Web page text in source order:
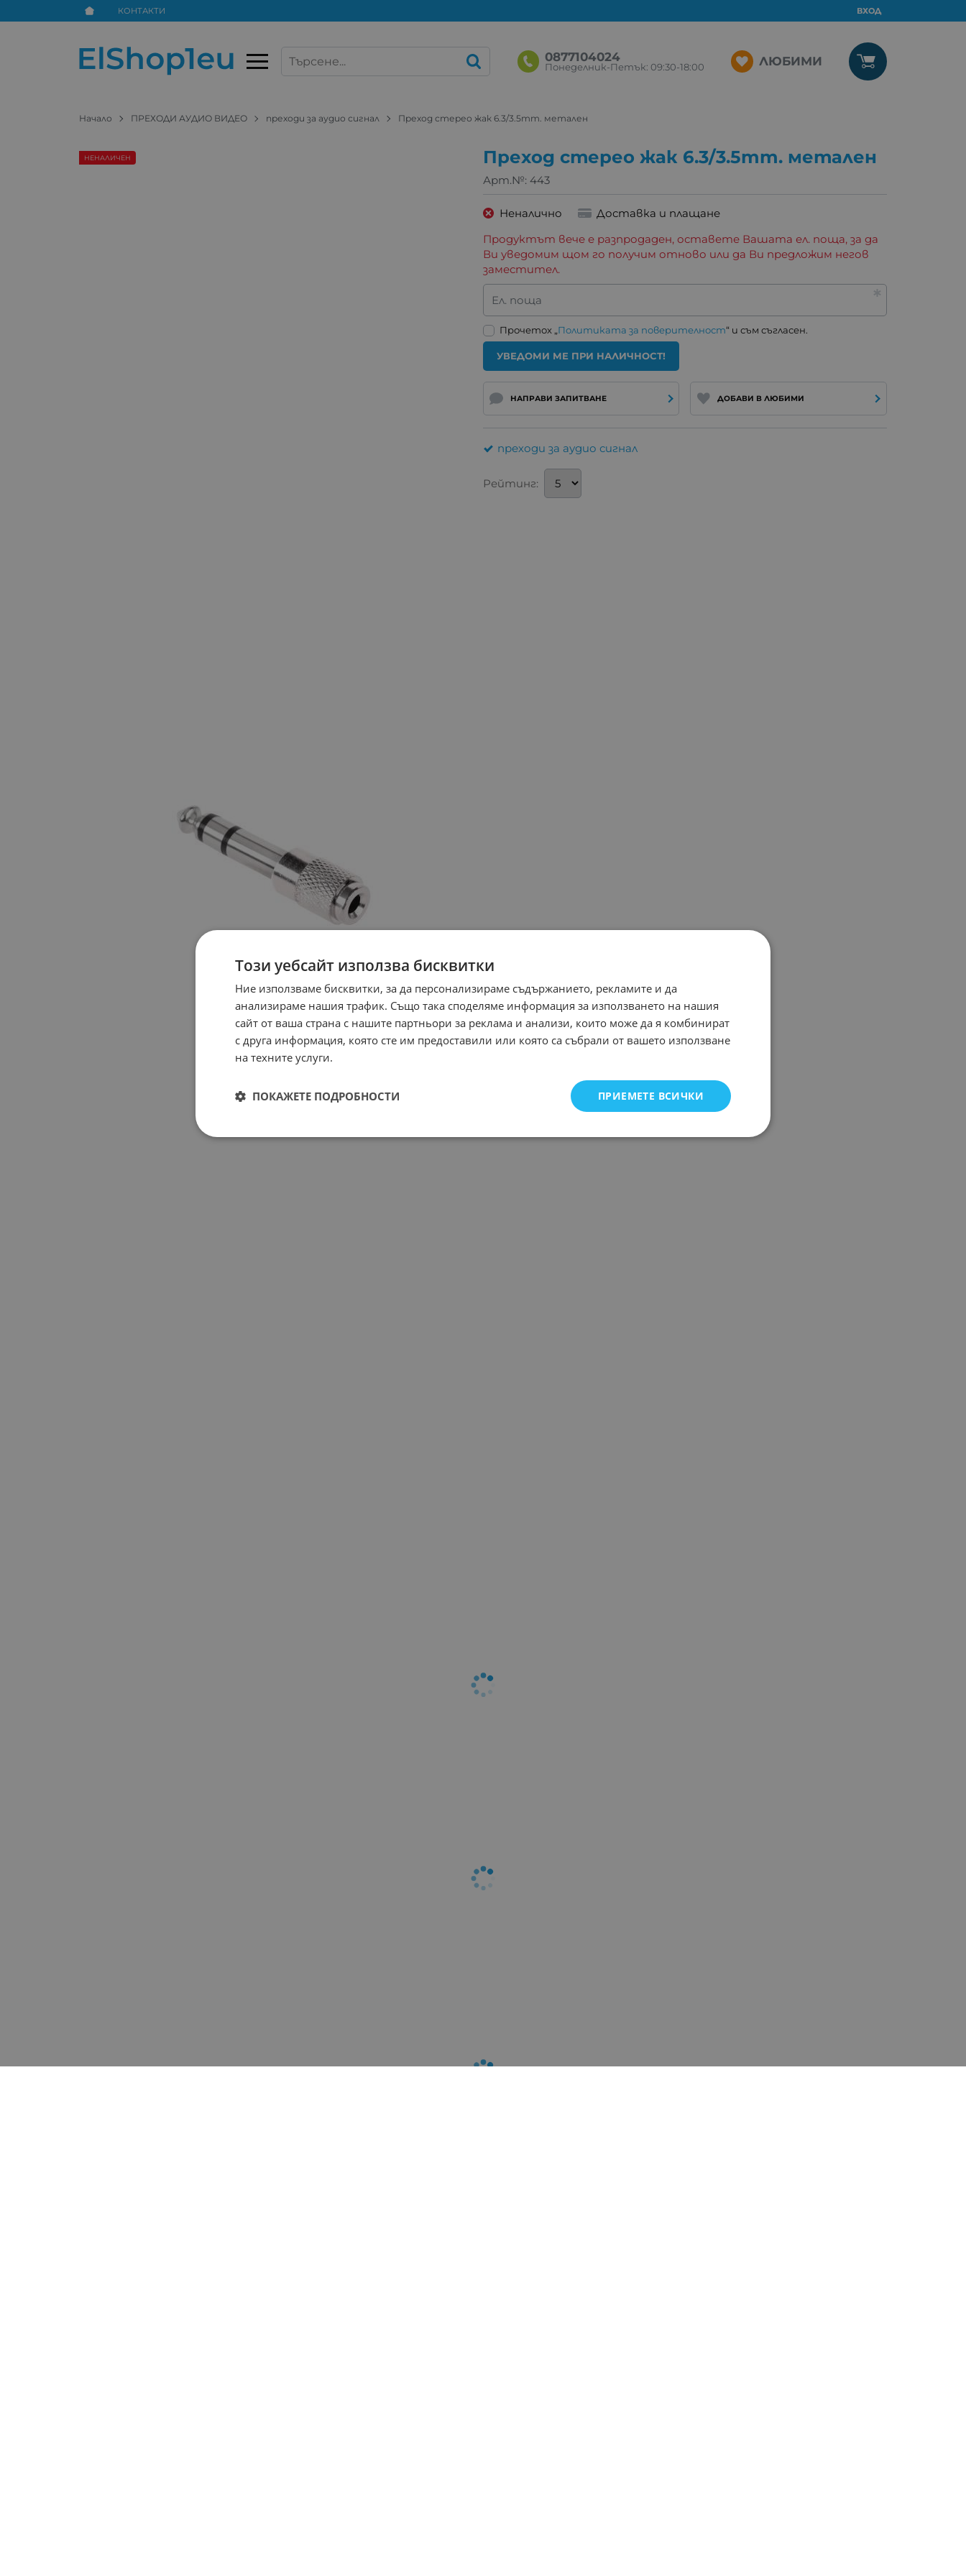
КОНТАКТИ ВХОД
0877104024
Понеделник-Петък: 09:30-18:00 ЛЮБИМИ
Начало ПРЕХОДИ АУДИО ВИДЕО преходи за аудио сигнал Преход стерео жак 6.3/3.5mm. метален
Преход стерео жак 6.3/3.5mm. метален
Арт.№: 443
НЕНАЛИЧЕН
Неналично
Доставка и плащане
Продуктът вече е разпродаден, оставете Вашата ел. поща, за да
Ви уведомим щом го получим отново или да Ви предложим негов
заместител.
Ел. поща
Прочетох „Политиката за поверителност“ и съм съгласен.
УВЕДОМИ МЕ ПРИ НАЛИЧНОСТ!
НАПРАВИ ЗАПИТВАНЕ ДОБАВИ В ЛЮБИМИ
преходи за аудио сигнал
Рейтинг:
Този уебсайт използва бисквитки
Ние използваме бисквитки, за да персонализираме съдържанието, рекламите и да
анализираме нашия трафик. Също така споделяме информация за използването на нашия
сайт от ваша страна с нашите партньори за реклама и анализи, които може да я комбинират
с друга информация, която сте им предоставили или която са събрали от вашето използване
на техните услуги.
ПРИЕМЕТЕ ВСИЧКИ
ПОКАЖЕТЕ ПОДРОБНОСТИ